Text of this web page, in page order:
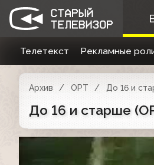
Телетекст Рекламные
Архив ОРТ До 16 и
До 16 и старше